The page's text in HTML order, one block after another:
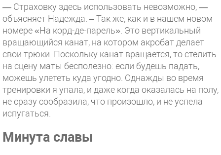
— Страховку здесь использовать невозможно, —
объясняет Надежда. – Так же, как и в нашем новом
номере «На корд-де-парель». Это вертикальный
вращающийся канат, на котором акробат делает
свои трюки. Поскольку канат вращается, то стелить
на сцену маты бесполезно: если будешь падать,
можешь улететь куда угодно. Однажды во время
тренировки я упала, и даже когда оказалась на полу,
не сразу сообразила, что произошло, и не успела
испугаться.
Минута славы